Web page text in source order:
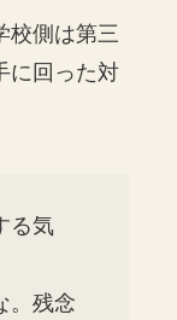
校側は第三
に回った対
る気
。残念